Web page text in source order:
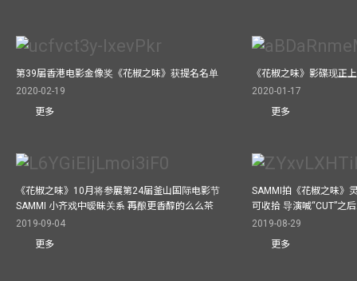
第39届香港电影金像奖《花椒之味》获提名名单
2020-02-19
更多
《花椒之味》影碟现正
2020-01-17
更多
《花椒之味》10月将参展第24届釜山国际电影节
SAMMI 小齐戏中暧昧关系 再酿更香醇的么么茶
2019-09-04
更多
SAMMI拍《花椒之味》
可收拾 导演喊“CUT”之
2019-08-29
更多